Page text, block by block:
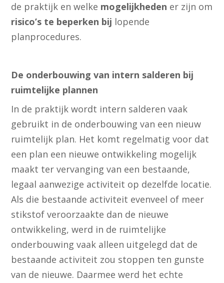
de praktijk en welke mogelijkheden er zijn om
risico’s te beperken bij lopende
planprocedures.
De onderbouwing van intern salderen bij
ruimtelijke plannen
In de praktijk wordt intern salderen vaak
gebruikt in de onderbouwing van een nieuw
ruimtelijk plan. Het komt regelmatig voor dat
een plan een nieuwe ontwikkeling mogelijk
maakt ter vervanging van een bestaande,
legaal aanwezige activiteit op dezelfde locatie.
Als die bestaande activiteit evenveel of meer
stikstof veroorzaakte dan de nieuwe
ontwikkeling, werd in de ruimtelijke
onderbouwing vaak alleen uitgelegd dat de
bestaande activiteit zou stoppen ten gunste
van de nieuwe. Daarmee werd het echte